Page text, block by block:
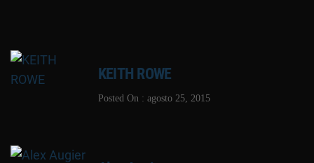
KEITH ROWE
Posted On : agosto 25, 2015